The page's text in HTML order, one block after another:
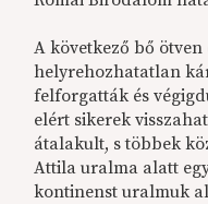
A következő bő
helyrehozhatatlan
felforgatták és
elért sikerek
átalakult, s többek
Attila uralma alatt
kontinenst uralmuk